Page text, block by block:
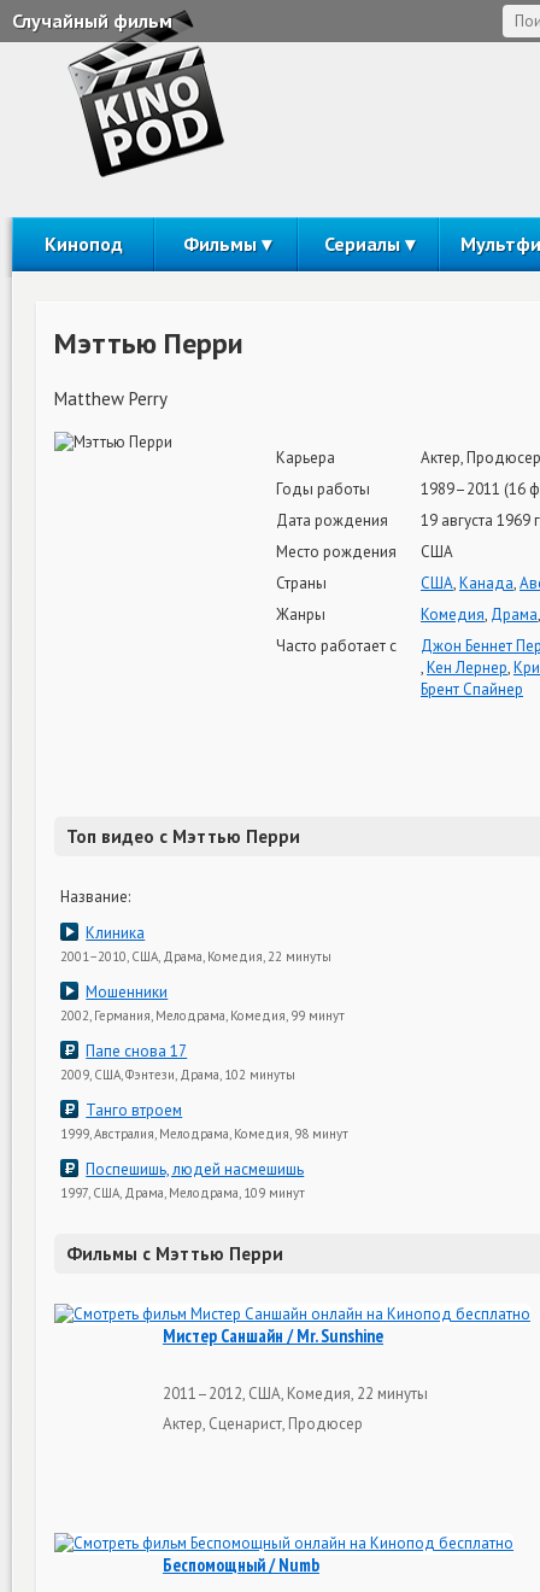
Случайный фильм
Кинопод Фильмы Сериалы
Мэттью Перри
Matthew Perry
Карьера
Актер,
Годы работы
1989–2011 (16
Дата рождения
19 августа 1969
Место рождения
США
Страны
США,Канада,
Жанры
Комедия, Драма
Часто работает с
Джон Беннет
,Кен Лернер,
Брент Спайнер
Топ видео с Мэттью Перри
Название:
Клиника
2001–2010, США, Драма, Комедия, 22 минуты
Мошенники
2002, Германия, Мелодрама, Комедия, 99 минут
Папе снова 17
2009, США, Фэнтези, Драма, 102 минуты
Танго втроем
1999, Австралия, Мелодрама, Комедия, 98 минут
Поспешишь, людей насмешишь
1997, США, Драма, Мелодрама, 109 минут
Фильмы с Мэттью Перри
Мистер Саншайн / Mr. Sunshine
2011–2012, США, Комедия, 22 минуты
Актер, Сценарист, Продюсер
Беспомощный / Numb